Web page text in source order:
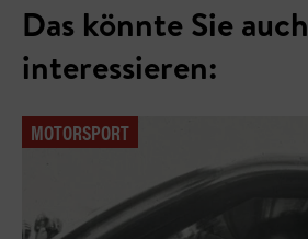
Das könnte Sie auch
interessieren:
MOTORSPORT